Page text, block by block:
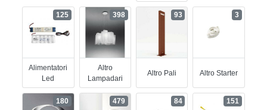
Alimentatori
Led
125
Altro
Lampadari
398
Altro Pali
93
Altro Starter
3
180 479 84 151